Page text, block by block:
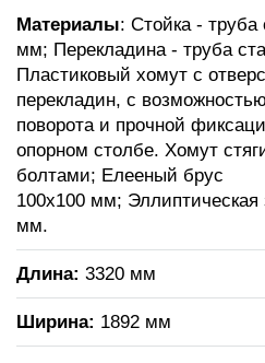
Материалы: Стойка -
мм; Перекладина - труба
Пластиковый хомут с
перекладин, с
поворота и прочной
опорном столбе. Хомут
болтами; Елееный брус
100х100 мм;
мм.
Длина: 3320 мм
Ширина: 1892 мм